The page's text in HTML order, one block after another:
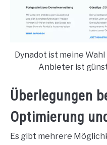
Dynadot ist meine
Anbieter ist
Überlegungen
Optimierung
Es gibt mehrere